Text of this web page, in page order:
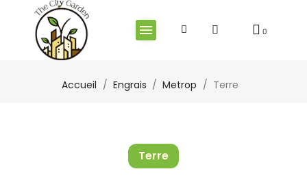
Accueil Engrais Metrop Terre
Terre